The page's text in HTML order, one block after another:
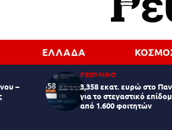
ΕΛΛΑΔΑ
–
ΡΕΘΥΜΝΟ
3,358 εκατ. ευρώ στο
για το στεγαστικό
από 1.600 φοιτητών